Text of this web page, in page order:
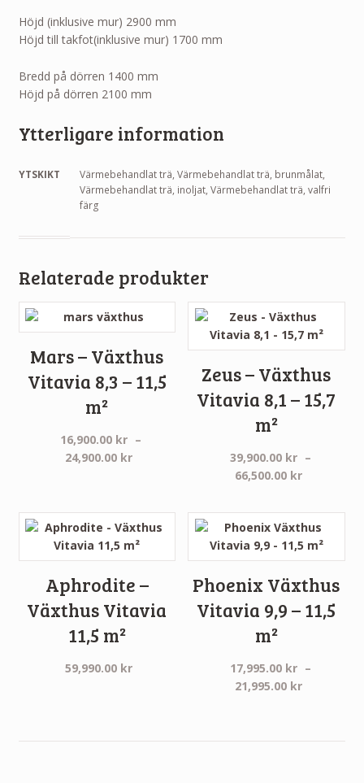
Höjd (inklusive mur) 2900 mm
Höjd till takfot(inklusive mur) 1700 mm
Bredd på dörren 1400 mm
Höjd på dörren 2100 mm
Ytterligare information
YTSKIKT
Värmebehandlat trä, Värmebehandlat trä, brunmålat,
Värmebehandlat trä, inoljat, Värmebehandlat trä, valfri
färg
Relaterade produkter
Mars – Växthus
Vitavia 8,3 – 11,5
m²
16,900.00 kr –
24,900.00 kr
24,900.00 kr
Zeus – Växthus
Vitavia 8,1 – 15,7
m²
39,900.00 kr –
66,500.00 kr
till
66,500.00
Aphrodite –
Växthus Vitavia
11,5 m²
59,990.00 kr
Phoenix Växthus
Vitavia 9,9 – 11,5
m²
17,995.00 kr –
21,995.00 kr
21,995.00